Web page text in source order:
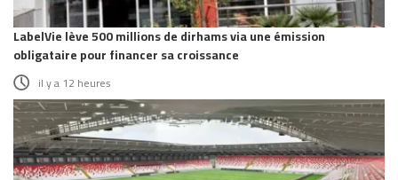
LabelVie lève 500 millions de dirhams via une émission
obligataire pour financer sa croissance
il y a 12 heures